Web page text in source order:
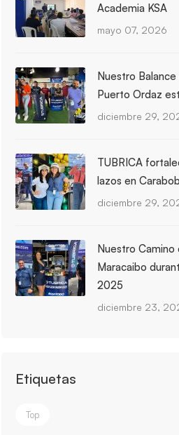
Academia KSA
mayo 07, 2026
Nuestro Balance
Puerto Ordaz
diciembre 29,
TUBRICA
lazos en
diciembre 29,
Nuestro Camino
Maracaibo
2025
diciembre 23,
Etiquetas
Top